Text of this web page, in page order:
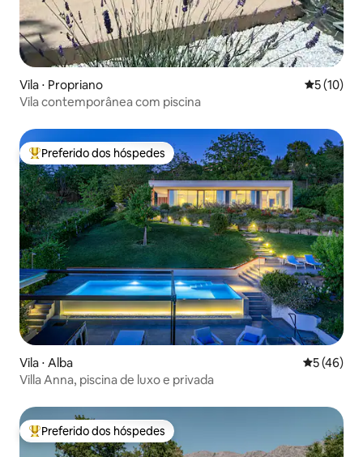
Vila ⋅ Propriano 5 de uma
5 (10)
Vila contemporânea com piscina
Entre os melhores preferidos dos hóspedes
Preferido dos hóspedes
Vila ⋅ Alba 5 de uma
5 (46)
Villa Anna, piscina de luxo e privada
Entre os melhores preferidos dos hóspedes
Preferido dos hóspedes